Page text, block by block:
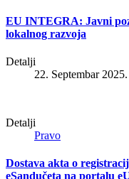
EU INTEGRA: Javni
lokalnog razvoja
Detalji
22. Septembar 2025.
Detalji
Pravo
Dostava akta o
eSandučeta na portalu